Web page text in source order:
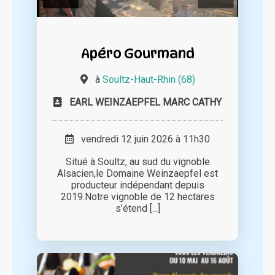
Apéro Gourmand
à Soultz-Haut-Rhin (68)
EARL WEINZAEPFEL MARC CATHY
vendredi 12 juin 2026 à 11h30
Situé à Soultz, au sud du vignoble
Alsacien,le Domaine Weinzaepfel est
producteur indépendant depuis
2019.Notre vignoble de 12 hectares
s’étend [...]